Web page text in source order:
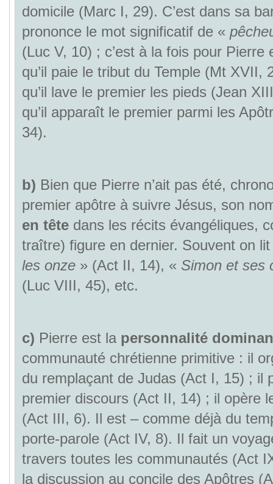
domicile (Marc I, 29). C’est dans sa
prononce le mot significatif de «
(Luc V, 10) ; c’est à la fois pour Pierre
qu’il paie le tribut du Temple (Mt XVII,
qu’il lave le premier les pieds (Jean
qu’il apparaît le premier parmi les
34).
b) Bien que Pierre n’ait pas été,
premier apôtre à suivre Jésus, son
en têtedans les récits évangéliques,
traître) figure en dernier. Souvent on
les onze» (Act II, 14), « Simon et ses
(Luc VIII, 45), etc.
c) Pierre est la personnalité
communauté chrétienne primitive : il
du remplaçant de Judas (Act I, 15) ; il
premier discours (Act II, 14) ; il opère
(Act III, 6). Il est – comme déjà du
porte-parole (Act IV, 8). Il fait un
travers toutes les communautés (Act
la discussion au concile des Apôtres